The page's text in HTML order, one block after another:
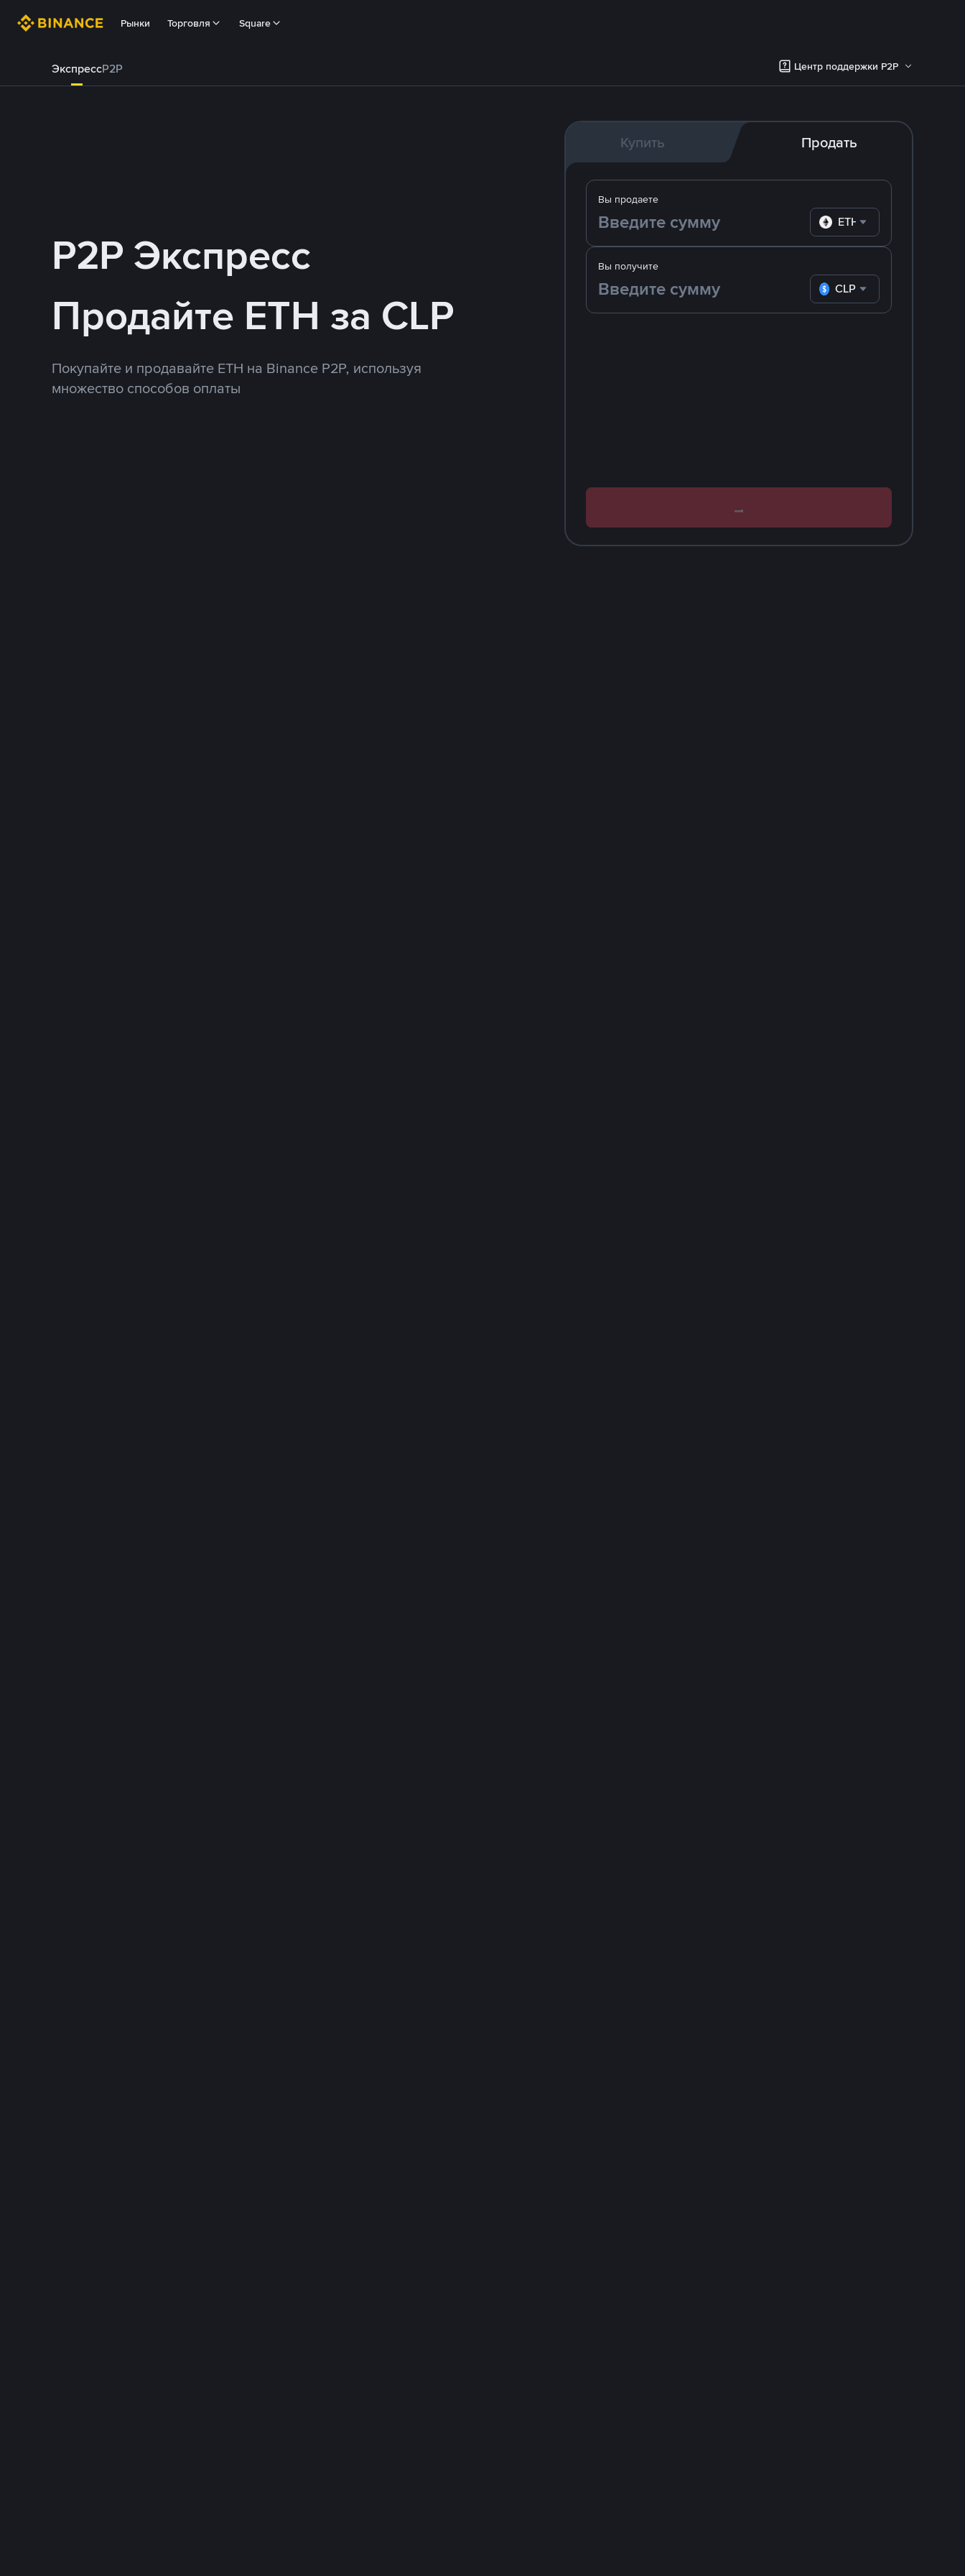
Рынки Торговля Square
ЭкспрессP2P Центр поддержки P2P
P2P Экспресс
Продайте ETH за CLP
Покупайте и продавайте ETH на Binance P2P, используя
множество способов оплаты
Купить Продать
Вы получите
CLP
Вы продаете
ETH